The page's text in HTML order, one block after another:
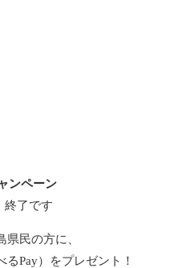
ンペーン
終了です
民の方に、
Pay）をプレゼント！